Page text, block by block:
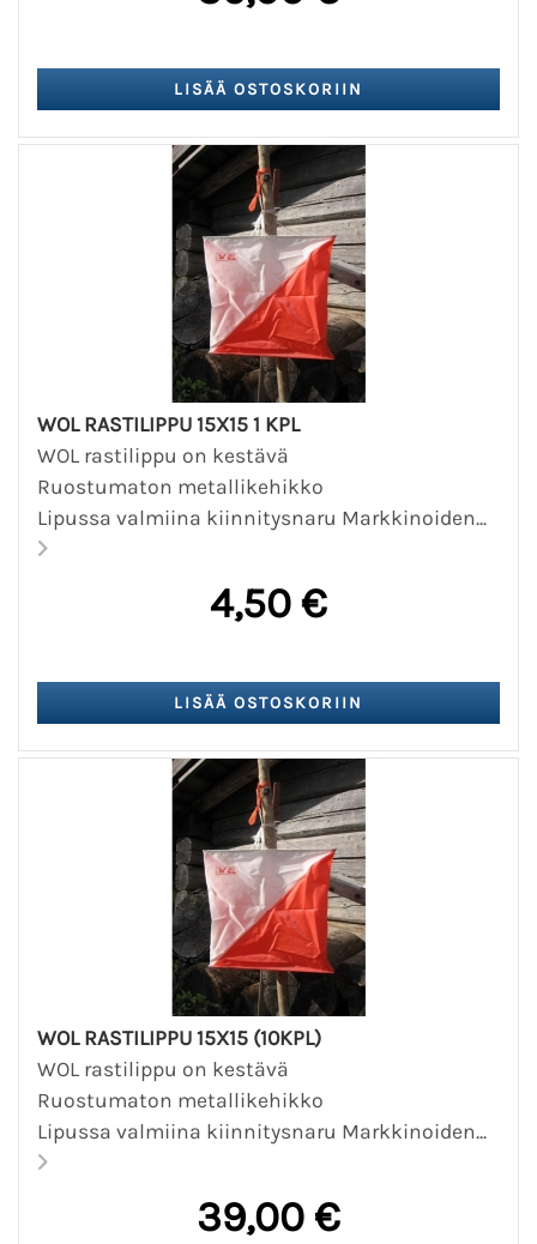
WOL RASTILIPPU 15X15 1 KPL
WOL rastilippu on kestävä
Ruostumaton metallikehikko
Lipussa valmiina kiinnitysnaru Markkinoiden...
4,50 €
WOL RASTILIPPU 15X15 (10KPL)
WOL rastilippu on kestävä
Ruostumaton metallikehikko
Lipussa valmiina kiinnitysnaru Markkinoiden...
39,00 €